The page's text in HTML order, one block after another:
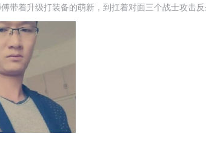
带着升级打装备的萌新，到扛着对面三个战士攻击反